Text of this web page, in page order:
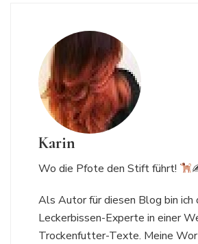
Karin
Wo die Pfote den Stift führt!
Als Autor für diesen Blog bin ich
Leckerbissen-Experte in einer
Trockenfutter-Texte. Meine